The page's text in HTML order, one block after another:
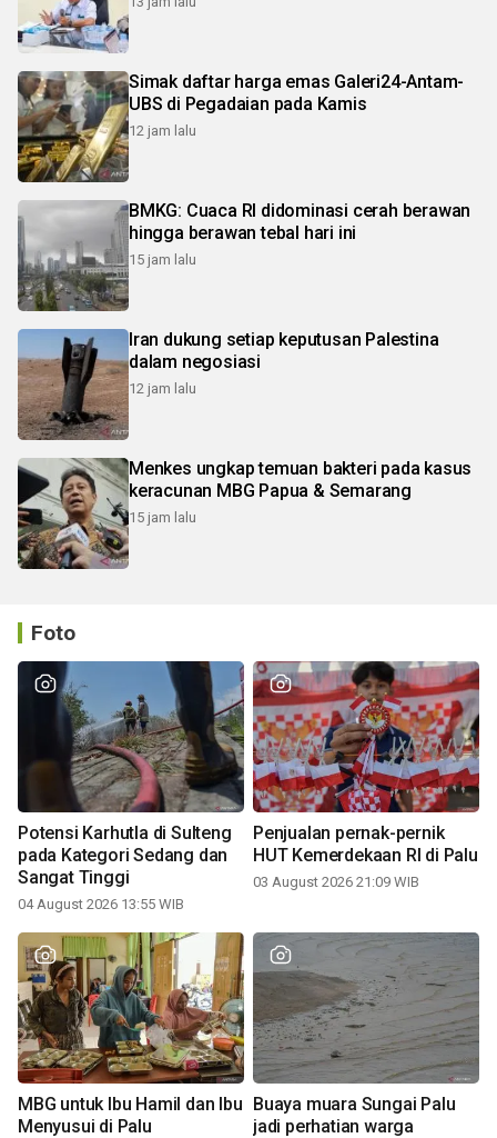
Simak daftar harga emas Galeri24-Antam-
UBS di Pegadaian pada Kamis
12 jam lalu
BMKG: Cuaca RI didominasi cerah berawan
hingga berawan tebal hari ini
15 jam lalu
Iran dukung setiap keputusan Palestina
dalam negosiasi
12 jam lalu
Menkes ungkap temuan bakteri pada kasus
keracunan MBG Papua & Semarang
15 jam lalu
Foto
Potensi Karhutla di Sulteng
pada Kategori Sedang dan
Sangat Tinggi
04 August 2026 13:55 WIB
Penjualan pernak-pernik
HUT Kemerdekaan RI di Palu
03 August 2026 21:09 WIB
MBG untuk Ibu Hamil dan Ibu
Menyusui di Palu
Buaya muara Sungai Palu
jadi perhatian warga